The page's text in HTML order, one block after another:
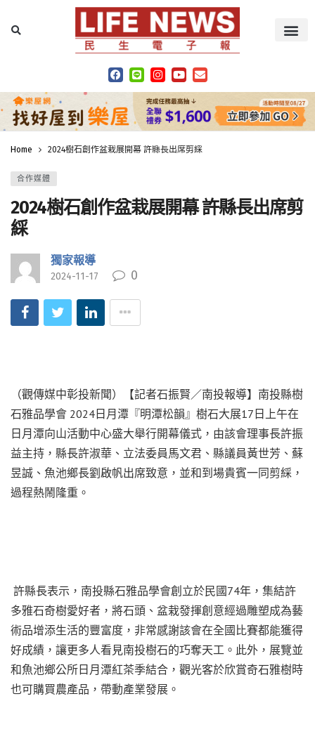
Home 2024樹石創作盆栽展開幕 許縣長出席剪綵
合作媒體
2024樹石創作盆栽展開幕 許縣長出席剪
綵
獨家報導
2024-11-17 0
（觀傳媒中彰投新聞）【記者石振賢／南投報導】南投縣樹
石雅品學會 2024日月潭『明潭松韻』樹石大展17日上午在
日月潭向山活動中心盛大舉行開幕儀式，由該會理事長許振
益主持，縣長許淑華、立法委員馬文君、縣議員黃世芳、蘇
昱誠、魚池鄉長劉啟帆出席致意，並和到場貴賓一同剪綵，
過程熱鬧隆重。
許縣長表示，南投縣石雅品學會創立於民國74年，集結許
多雅石奇樹愛好者，將石頭、盆栽發揮創意經過雕塑成為藝
術品增添生活的豐富度，非常感謝該會在全國比賽都能獲得
好成績，讓更多人看見南投樹石的巧奪天工。此外，展覽並
和魚池鄉公所日月潭紅茶季結合，觀光客於欣賞奇石雅樹時
也可購買農產品，帶動產業發展。